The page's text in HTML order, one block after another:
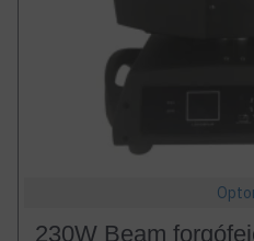
230W Beam